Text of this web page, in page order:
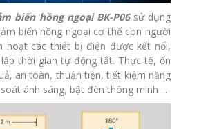
biến hồng ngoại BK-P06sử dụng
biến hồng ngoại cơ thể con người
hoạt các thiết bị điện được kết nối,
thời gian tự động tắt. Thực tế, ổn
an toàn, thuận tiện, tiết kiệm năng
ánh sáng, bật đèn thông minh ...